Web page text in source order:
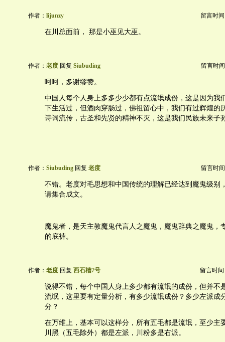
作者： lijunzy 留言时间
在川总面前， 那是小巫见大巫。
作者： 老度 回复 Siubuding 留言时
呵呵，多谢缪赞。
中国人每个人身上多多少少都有点流氓成份，这是因为我
下生活过，但酒肉穿肠过，佛祖留心中，我们有过辉煌的
诗词流传，古圣和先贤的精神不灭，这是我们民族未来子
作者： Siubuding 回复 老度 留言时
不错。老度对毛思想和中国传统的理解已经达到魔鬼级别
请集合成文。
魔鬼者，是天主教魔鬼代言人之魔鬼，魔鬼辞典之魔鬼，
的底裤。
作者： 老度 回复 西石槽7号 留言时间
说得不错，每个中国人身上多少都有流氓的成份，但并不
流氓，这里要有定量分析，有多少流氓成份？多少左派成
分？
在万维上，基本可以这样分，所有五毛都是流氓，至少主
川黑（五毛除外）都是左派，川粉多是右派。